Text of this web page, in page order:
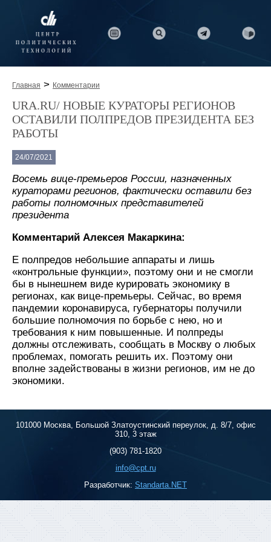
Главная > Комментарии
URA.RU/ НОВЫЕ КУРАТОРЫ РЕГИОНОВ
ОСТАВИЛИ ПОЛПРЕДОВ ПРЕЗИДЕНТА БЕЗ
РАБОТЫ
24/07/2021
Восемь вице-премьеров России, назначенных
кураторами регионов, фактически оставили без
работы полномочных представителей
президента
Комментарий Алексея Макаркина:
E полпредов небольшие аппараты и лишь
«контрольные функции», поэтому они и не смогли
бы в нынешнем виде курировать экономику в
регионах, как вице-премьеры. Сейчас, во время
пандемии коронавируса, губернаторы получили
большие полномочия по борьбе с нею, но и
требования к ним повышенные. И полпреды
должны отслеживать, сообщать в Москву о любых
проблемах, помогать решить их. Поэтому они
вполне задействованы в жизни регионов, им не до
экономики.
101000 Москва, Большой Златоустинский переулок, д. 8/7, офис
310, 3 этаж
(903) 781-1820
info@cpt.ru
Разработчик: Standarta.NET